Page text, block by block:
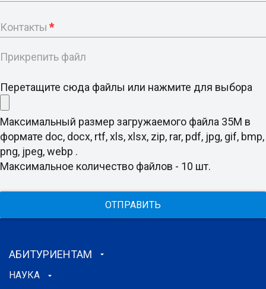
Контакты *
Прикрепить файл
Перетащите сюда файлы или нажмите для выбора
Максимальный размер загружаемого файла 35M в
формате doc, docx, rtf, xls, xlsx, zip, rar, pdf, jpg, gif, bmp,
png, jpeg, webp .
Максимальное количество файлов - 10 шт.
ОТПРАВИТЬ
АБИТУРИЕНТАМ
НАУКА